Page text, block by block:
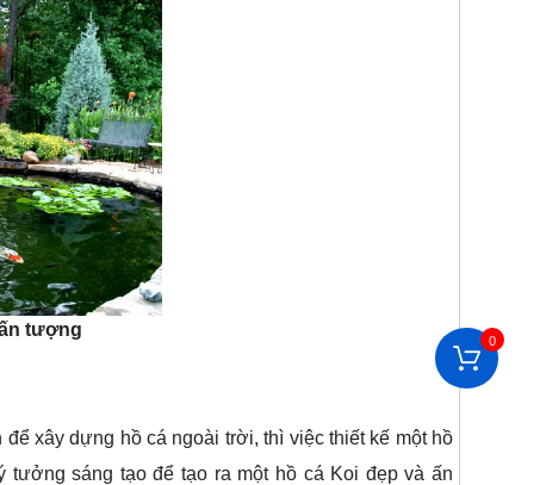
tượng
xây dựng hồ cá ngoài trời, thì việc thiết kế một hồ
sáng tạo để tạo ra một hồ cá Koi đẹp và ấn
0